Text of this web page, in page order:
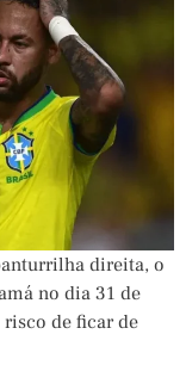
direita, o
no dia 31 de
de ficar de